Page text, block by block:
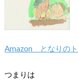
Amazon となりのト
つまりは